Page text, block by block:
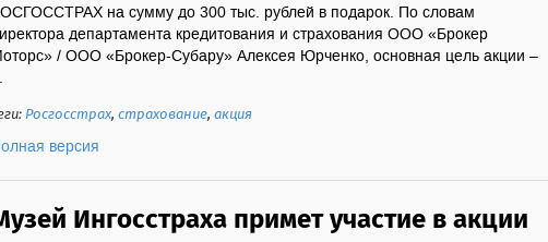
на сумму до 300 тыс. рублей в подарок. По словам
департамента кредитования и страхования ООО «Брокер
/ ООО «Брокер-Субару» Алексея Юрченко, основная цель акции –
Росгосстрах,страхование,акция
версия
Ингосстраха примет участие в акции